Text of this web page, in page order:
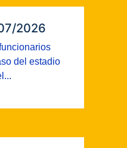
2026
del estadio